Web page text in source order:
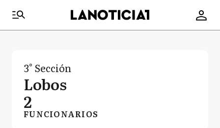
3° Sección
Lobos
2
FUNCIONARIOS